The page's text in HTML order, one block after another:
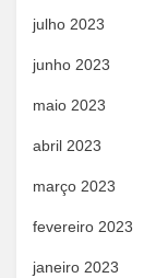
julho 2023
junho 2023
maio 2023
abril 2023
março 2023
fevereiro 2023
janeiro 2023